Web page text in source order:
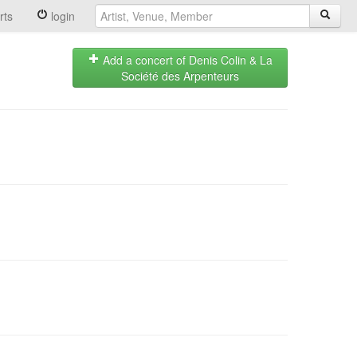
login
Add a concert of Denis Colin & La
Société des Arpenteurs